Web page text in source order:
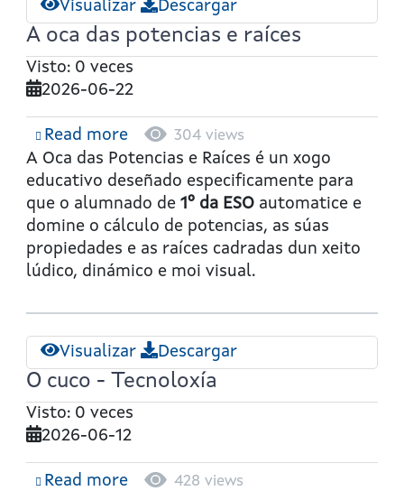
Visualizar Descargar
A oca das potencias e raíces
Visto: 0 veces
2026-06-22
Read moreabout
A
oca
das
potencias
e
raíces
304 views
A Oca das Potencias e Raíces é un xogo
educativo deseñado especificamente para
que o alumnado de 1º da ESO automatice e
domine o cálculo de potencias, as súas
propiedades e as raíces cadradas dun xeito
lúdico, dinámico e moi visual.
Visualizar Descargar
O cuco - Tecnoloxía
Visto: 0 veces
2026-06-12
Read moreabout 428 views